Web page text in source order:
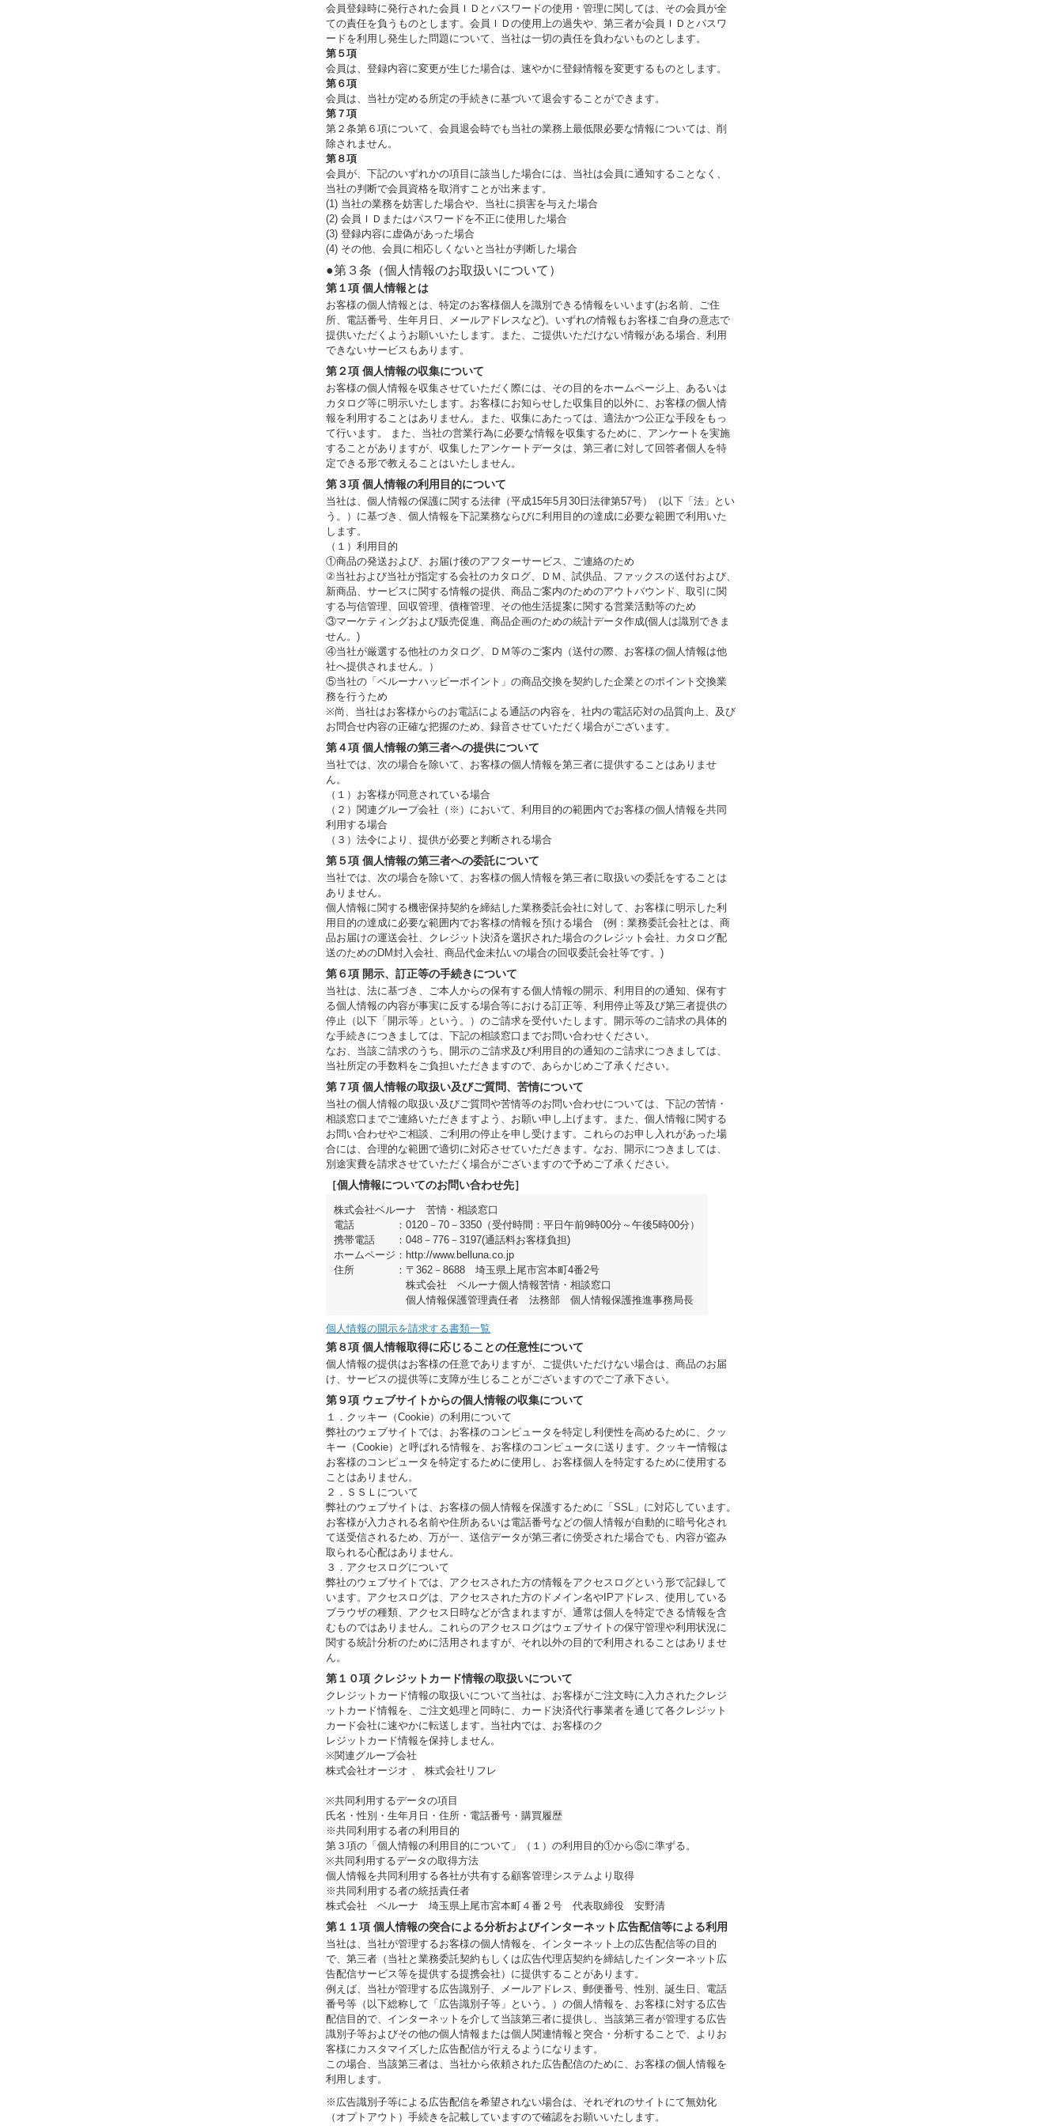
会員登録時に発行された会員ＩＤとパスワードの使用・管理に関しては、その会員が全
ての責任を負うものとします。会員ＩＤの使用上の過失や、第三者が会員ＩＤとパスワ
ードを利用し発生した問題について、当社は一切の責任を負わないものとします。
第５項
会員は、登録内容に変更が生じた場合は、速やかに登録情報を変更するものとします。
第６項
会員は、当社が定める所定の手続きに基づいて退会することができます。
第７項
第２条第６項について、会員退会時でも当社の業務上最低限必要な情報については、削
除されません。
第８項
会員が、下記のいずれかの項目に該当した場合には、当社は会員に通知することなく、
当社の判断で会員資格を取消すことが出来ます。
(1) 当社の業務を妨害した場合や、当社に損害を与えた場合
(2) 会員ＩＤまたはパスワードを不正に使用した場合
(3) 登録内容に虚偽があった場合
(4) その他、会員に相応しくないと当社が判断した場合
●第３条（個人情報のお取扱いについて）
第１項 個人情報とは
お客様の個人情報とは、特定のお客様個人を識別できる情報をいいます(お名前、ご住
所、電話番号、生年月日、メールアドレスなど)。いずれの情報もお客様ご自身の意志で
提供いただくようお願いいたします。また、ご提供いただけない情報がある場合、利用
できないサービスもあります。
第２項 個人情報の収集について
お客様の個人情報を収集させていただく際には、その目的をホームページ上、あるいは
カタログ等に明示いたします。お客様にお知らせした収集目的以外に、お客様の個人情
報を利用することはありません。また、収集にあたっては、適法かつ公正な手段をもっ
て行います。 また、当社の営業行為に必要な情報を収集するために、アンケートを実施
することがありますが、収集したアンケートデータは、第三者に対して回答者個人を特
定できる形で教えることはいたしません。
第３項 個人情報の利用目的について
当社は、個人情報の保護に関する法律（平成15年5月30日法律第57号）（以下「法」とい
う。）に基づき、個人情報を下記業務ならびに利用目的の達成に必要な範囲で利用いた
します。
（１）利用目的
①商品の発送および、お届け後のアフターサービス、ご連絡のため
②当社および当社が指定する会社のカタログ、ＤＭ、試供品、ファックスの送付および、
新商品、サービスに関する情報の提供、商品ご案内のためのアウトバウンド、取引に関
する与信管理、回収管理、債権管理、その他生活提案に関する営業活動等のため
③マーケティングおよび販売促進、商品企画のための統計データ作成(個人は識別できま
せん。)
④当社が厳選する他社のカタログ、ＤＭ等のご案内（送付の際、お客様の個人情報は他
社へ提供されません。）
⑤当社の「ベルーナハッピーポイント」の商品交換を契約した企業とのポイント交換業
務を行うため
※尚、当社はお客様からのお電話による通話の内容を、社内の電話応対の品質向上、及び
お問合せ内容の正確な把握のため、録音させていただく場合がございます。
第４項 個人情報の第三者への提供について
当社では、次の場合を除いて、お客様の個人情報を第三者に提供することはありませ
ん。
（１）お客様が同意されている場合
（２）関連グループ会社（※）において、利用目的の範囲内でお客様の個人情報を共同
利用する場合
（３）法令により、提供が必要と判断される場合
第５項 個人情報の第三者への委託について
当社では、次の場合を除いて、お客様の個人情報を第三者に取扱いの委託をすることは
ありません。
個人情報に関する機密保持契約を締結した業務委託会社に対して、お客様に明示した利
用目的の達成に必要な範囲内でお客様の情報を預ける場合 (例：業務委託会社とは、商
品お届けの運送会社、クレジット決済を選択された場合のクレジット会社、カタログ配
送のためのDM封入会社、商品代金未払いの場合の回収委託会社等です。)
第６項 開示、訂正等の手続きについて
当社は、法に基づき、ご本人からの保有する個人情報の開示、利用目的の通知、保有す
る個人情報の内容が事実に反する場合等における訂正等、利用停止等及び第三者提供の
停止（以下「開示等」という。）のご請求を受付いたします。開示等のご請求の具体的
な手続きにつきましては、下記の相談窓口までお問い合わせください。
なお、当該ご請求のうち、開示のご請求及び利用目的の通知のご請求につきましては、
当社所定の手数料をご負担いただきますので、あらかじめご了承ください。
第７項 個人情報の取扱い及びご質問、苦情について
当社の個人情報の取扱い及びご質問や苦情等のお問い合わせについては、下記の苦情・
相談窓口までご連絡いただきますよう、お願い申し上げます。また、個人情報に関する
お問い合わせやご相談、ご利用の停止を申し受けます。これらのお申し入れがあった場
合には、合理的な範囲で適切に対応させていただきます。なお、開示につきましては、
別途実費を請求させていただく場合がございますので予めご了承ください。
［個人情報についてのお問い合わせ先］
株式会社ベルーナ 苦情・相談窓口
電話
：0120－70－3350（受付時間：平日午前9時00分～午後5時00分）
携帯電話
：048－776－3197(通話料お客様負担)
ホームページ ： http://www.belluna.co.jp
住所
：〒362－8688 埼玉県上尾市宮本町4番2号
株式会社 ベルーナ個人情報苦情・相談窓口
個人情報保護管理責任者 法務部 個人情報保護推進事務局長
個人情報の開示を請求する書類一覧
第８項 個人情報取得に応じることの任意性について
個人情報の提供はお客様の任意でありますが、ご提供いただけない場合は、商品のお届
け、サービスの提供等に支障が生じることがございますのでご了承下さい。
第９項 ウェブサイトからの個人情報の収集について
１．クッキー（Cookie）の利用について
弊社のウェブサイトでは、お客様のコンピュータを特定し利便性を高めるために、クッ
キー（Cookie）と呼ばれる情報を、お客様のコンピュータに送ります。クッキー情報は
お客様のコンピュータを特定するために使用し、お客様個人を特定するために使用する
ことはありません。
２．ＳＳＬについて
弊社のウェブサイトは、お客様の個人情報を保護するために「SSL」に対応しています。
お客様が入力される名前や住所あるいは電話番号などの個人情報が自動的に暗号化され
て送受信されるため、万が一、送信データが第三者に傍受された場合でも、内容が盗み
取られる心配はありません。
３．アクセスログについて
弊社のウェブサイトでは、アクセスされた方の情報をアクセスログという形で記録して
います。アクセスログは、アクセスされた方のドメイン名やIPアドレス、使用している
ブラウザの種類、アクセス日時などが含まれますが、通常は個人を特定できる情報を含
むものではありません。これらのアクセスログはウェブサイトの保守管理や利用状況に
関する統計分析のために活用されますが、それ以外の目的で利用されることはありませ
ん。
第１０項 クレジットカード情報の取扱いについて
クレジットカード情報の取扱いについて当社は、お客様がご注文時に入力されたクレジ
ットカード情報を、ご注文処理と同時に、カード決済代行事業者を通じて各クレジット
カード会社に速やかに転送します。当社内では、お客様のク
レジットカード情報を保持しません。
※関連グループ会社
株式会社オージオ 、 株式会社リフレ
※共同利用するデータの項目
氏名・性別・生年月日・住所・電話番号・購買履歴
※共同利用する者の利用目的
第３項の「個人情報の利用目的について」（１）の利用目的①から⑤に準ずる。
※共同利用するデータの取得方法
個人情報を共同利用する各社が共有する顧客管理システムより取得
※共同利用する者の統括責任者
株式会社 ベルーナ 埼玉県上尾市宮本町４番２号 代表取締役 安野清
第１１項 個人情報の突合による分析およびインターネット広告配信等による利用
当社は、当社が管理するお客様の個人情報を、インターネット上の広告配信等の目的
で、第三者（当社と業務委託契約もしくは広告代理店契約を締結したインターネット広
告配信サービス等を提供する提携会社）に提供することがあります。
例えば、当社が管理する広告識別子、メールアドレス、郵便番号、性別、誕生日、電話
番号等（以下総称して「広告識別子等」という。）の個人情報を、お客様に対する広告
配信目的で、インターネットを介して当該第三者に提供し、当該第三者が管理する広告
識別子等およびその他の個人情報または個人関連情報と突合・分析することで、よりお
客様にカスタマイズした広告配信が行えるようになります。
この場合、当該第三者は、当社から依頼された広告配信のために、お客様の個人情報を
利用します。
※広告識別子等による広告配信を希望されない場合は、それぞれのサイトにて無効化
（オプトアウト）手続きを記載していますので確認をお願いいたします。